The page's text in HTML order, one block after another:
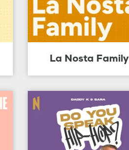
La Nosta Family